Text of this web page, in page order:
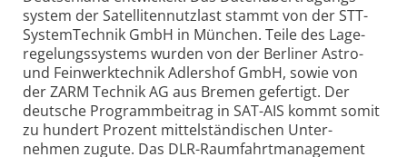
system der Satelliten­nutzlast stammt von der STT-
SystemTechnik GmbH in München. Teile des Lage­
regelungs­systems wurden von der Berliner Astro-
und Feinwerk­technik Adlershof GmbH, sowie von
der ZARM Technik AG aus Bremen gefertigt. Der
deutsche Programm­beitrag in SAT-AIS kommt somit
zu hundert Prozent mittel­ständischen Unter­
nehmen zugute. Das DLR-Raumfahrt­management